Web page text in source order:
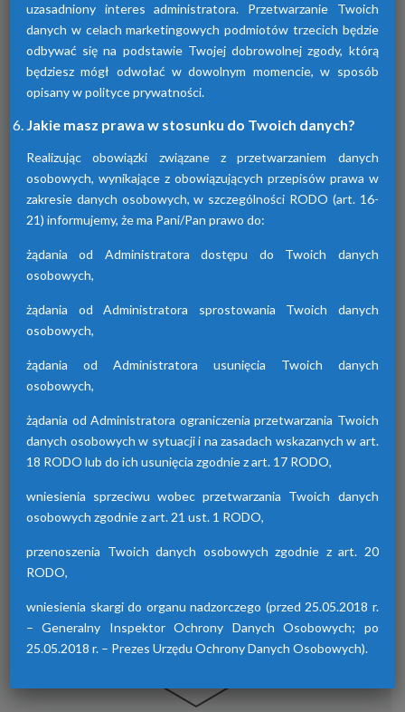
Osuszacze adsorpcyjne
Urządzenia te przyczyniają się do osuszania
powietrza za pomocą adsorpcji wilgoci. Są
dostępne w różnych seriach. Każda z nich
Osuszacze hybrydowe z serii HDB
osuszacza ziębniczego i adsorpcyjnego,
wyróżniają się niskimi kosztami eksploatacji,
możliwością wyboru trybu pracy lato/zima
uzasadniony interes administratora. Przetwarzanie Twoich
danych w celach marketingowych podmiotów trzecich będzie
odbywać się na podstawie Twojej dobrowolnej zgody, którą
będziesz mógł odwołać w dowolnym momencie, w sposób
opisany w polityce prywatności.
Jakie masz prawa w stosunku do Twoich danych?
Realizując obowiązki związane z przetwarzaniem danych
osobowych, wynikające z obowiązujących przepisów prawa w
zakresie danych osobowych, w szczególności RODO (art. 16-
21) informujemy, że ma Pani/Pan prawo do:
żądania od Administratora dostępu do Twoich danych
osobowych,
żądania od Administratora sprostowania Twoich danych
osobowych,
żądania od Administratora usunięcia Twoich danych
osobowych,
żądania od Administratora ograniczenia przetwarzania Twoich
danych osobowych w sytuacji i na zasadach wskazanych w art.
18 RODO lub do ich usunięcia zgodnie z art. 17 RODO,
wniesienia sprzeciwu wobec przetwarzania Twoich danych
osobowych zgodnie z art. 21 ust. 1 RODO,
przenoszenia Twoich danych osobowych zgodnie z art. 20
RODO,
wniesienia skargi do organu nadzorczego (przed 25.05.2018 r.
– Generalny Inspektor Ochrony Danych Osobowych; po
25.05.2018 r. – Prezes Urzędu Ochrony Danych Osobowych).